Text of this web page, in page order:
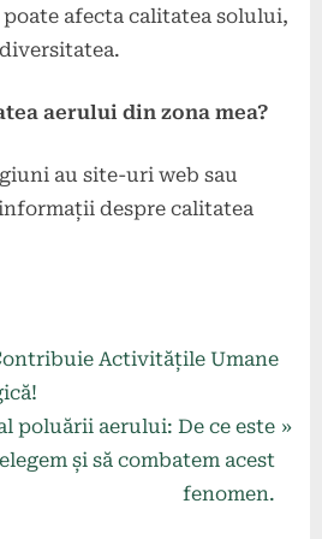
afecta calitatea solului,
aerului din zona mea?
au site-uri web sau
despre calitatea
Activitățile Umane
poluării aerului: De ce este
și să combatem acest
fenomen.